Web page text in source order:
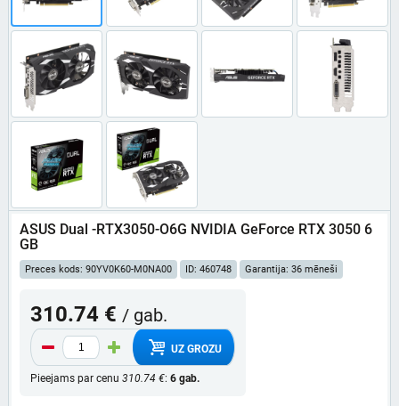
ASUS Dual -RTX3050-O6G NVIDIA GeForce RTX 3050 6
GB
Preces kods: 90YV0K60-M0NA00 ID: 460748 Garantija: 36 mēneši
310.74 € / gab.
UZ GROZU
Pieejams par cenu 310.74 €: 6 gab.